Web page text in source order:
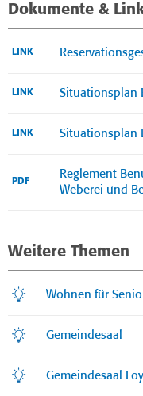
Dokumente &
LINK
LINK Situationsplan
LINK Situationsplan
PDF
Reglement
Weberei und
Weitere Themen
Wohnen für
Gemeindesaal
Gemeindesaal